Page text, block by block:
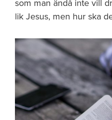
som man ändå inte vill
lik Jesus, men hur ska